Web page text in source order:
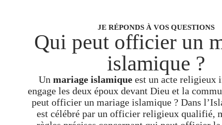
JE RÉPONDS À VOS QUESTIONS
Qui peut officier un
islamique ?
Un mariage islamiqueest un acte religieux
engage les deux époux devant Dieu et la
peut officier un mariage islamique ? Dans
est célébré par un officier religieux qualifié,